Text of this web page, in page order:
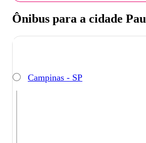
Ônibus para a cidade
Campinas - SP